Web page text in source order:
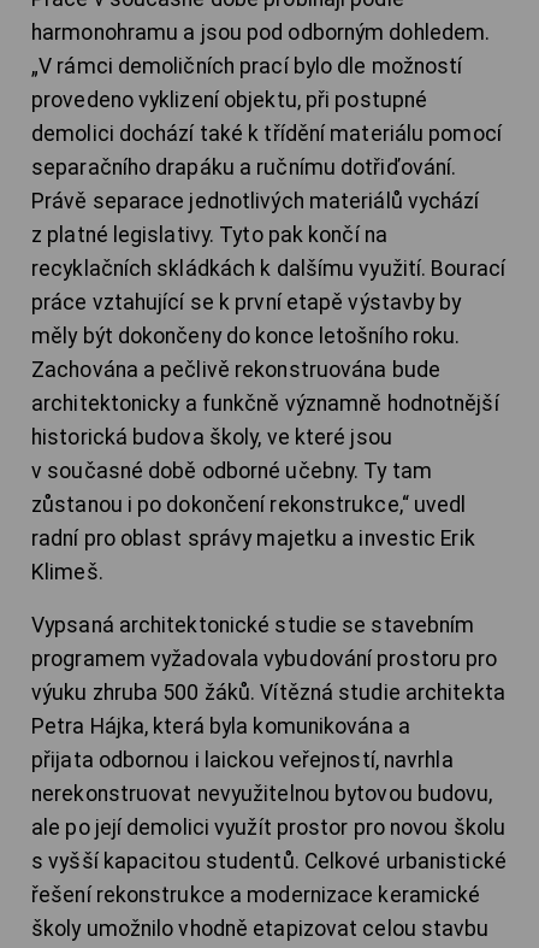
harmonohramu a jsou pod odborným dohledem.
„V rámci demoličních prací bylo dle možností
provedeno vyklizení objektu, při postupné
demolici dochází také k třídění materiálu pomocí
separačního drapáku a ručnímu dotřiďování.
Právě separace jednotlivých materiálů vychází
z platné legislativy. Tyto pak končí na
recyklačních skládkách k dalšímu využití. Bourací
práce vztahující se k první etapě výstavby by
měly být dokončeny do konce letošního roku.
Zachována a pečlivě rekonstruována bude
architektonicky a funkčně významně hodnotnější
historická budova školy, ve které jsou
v současné době odborné učebny. Ty tam
zůstanou i po dokončení rekonstrukce,“ uvedl
radní pro oblast správy majetku a investic Erik
Klimeš.
Vypsaná architektonické studie se stavebním
programem vyžadovala vybudování prostoru pro
výuku zhruba 500 žáků. Vítězná studie architekta
Petra Hájka, která byla komunikována a
přijata odbornou i laickou veřejností, navrhla
nerekonstruovat nevyužitelnou bytovou budovu,
ale po její demolici využít prostor pro novou školu
s vyšší kapacitou studentů. Celkové urbanistické
řešení rekonstrukce a modernizace keramické
školy umožnilo vhodně etapizovat celou stavbu